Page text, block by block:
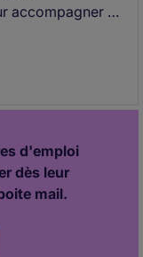
accompagner la
des enjeux de
avec une forte
d'emploi
dès leur
mail.